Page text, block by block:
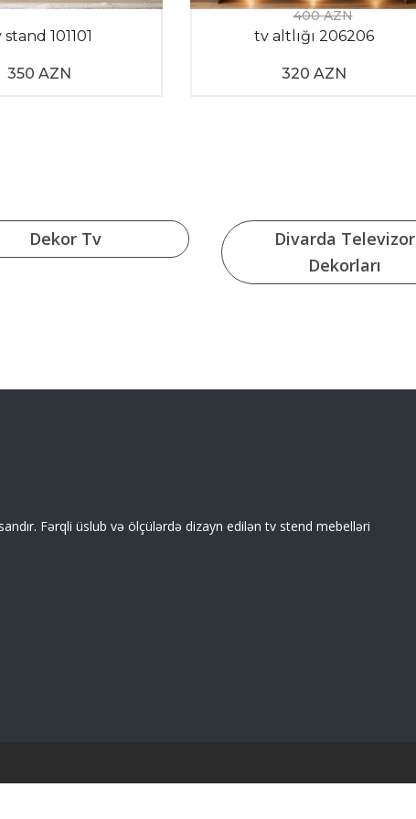
101101
350 AZN
tv altlığı 206206
320 AZN
400 AZN
Dekor Tv
Divarda Televizor
Dekorları
Fərqli üslub və ölçülərdə dizayn edilən tv stend mebelləri